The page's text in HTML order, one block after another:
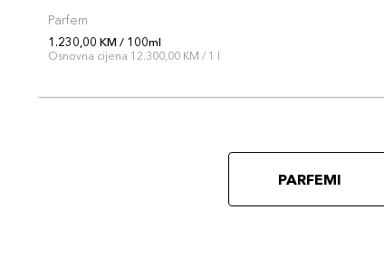
Parfem
1.230,00 KM / 100ml
Osnovna cijena 12.300,00 KM / 1 l
PARFEMI